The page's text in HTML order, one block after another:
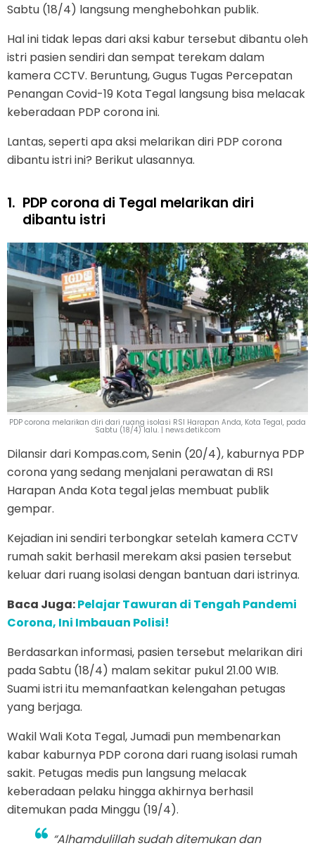
Sabtu (18/4) langsung menghebohkan publik.
Hal ini tidak lepas dari aksi kabur tersebut dibantu oleh
istri pasien sendiri dan sempat terekam dalam
kamera CCTV. Beruntung, Gugus Tugas Percepatan
Penangan Covid-19 Kota Tegal langsung bisa melacak
keberadaan PDP corona ini.
Lantas, seperti apa aksi melarikan diri PDP corona
dibantu istri ini? Berikut ulasannya.
1. PDP corona di Tegal melarikan diri
dibantu istri
PDP corona melarikan diri dari ruang isolasi RSI Harapan Anda, Kota Tegal, pada
Sabtu (18/4) lalu. | news.detik.com
Dilansir dari Kompas.com, Senin (20/4), kaburnya PDP
corona yang sedang menjalani perawatan di RSI
Harapan Anda Kota tegal jelas membuat publik
gempar.
Kejadian ini sendiri terbongkar setelah kamera CCTV
rumah sakit berhasil merekam aksi pasien tersebut
keluar dari ruang isolasi dengan bantuan dari istrinya.
Baca Juga:Pelajar Tawuran di Tengah Pandemi
Corona, Ini Imbauan Polisi!
Berdasarkan informasi, pasien tersebut melarikan diri
pada Sabtu (18/4) malam sekitar pukul 21.00 WIB.
Suami istri itu memanfaatkan kelengahan petugas
yang berjaga.
Wakil Wali Kota Tegal, Jumadi pun membenarkan
kabar kaburnya PDP corona dari ruang isolasi rumah
sakit. Petugas medis pun langsung melacak
keberadaan pelaku hingga akhirnya berhasil
ditemukan pada Minggu (19/4).
“Alhamdulillah sudah ditemukan dan